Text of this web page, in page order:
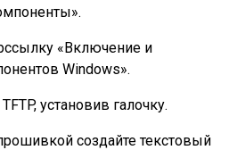
«Включение и
Windows».
установив галочку.
создайте текстовый